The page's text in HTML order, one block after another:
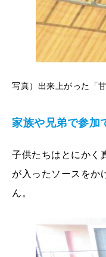
写真）出来上がった「
家族や兄弟で参加
子供たちはとにかく
が入ったソースをか
ん。